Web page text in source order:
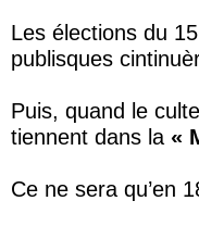
Les élections du
publisques
Puis, quand le
tiennent dans la «
Ce ne sera qu’en